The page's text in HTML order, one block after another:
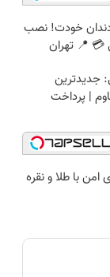
خودت! نصب
💳 📍 تهران
جدیدترین
| پرداخت
امن با طلا و نقره